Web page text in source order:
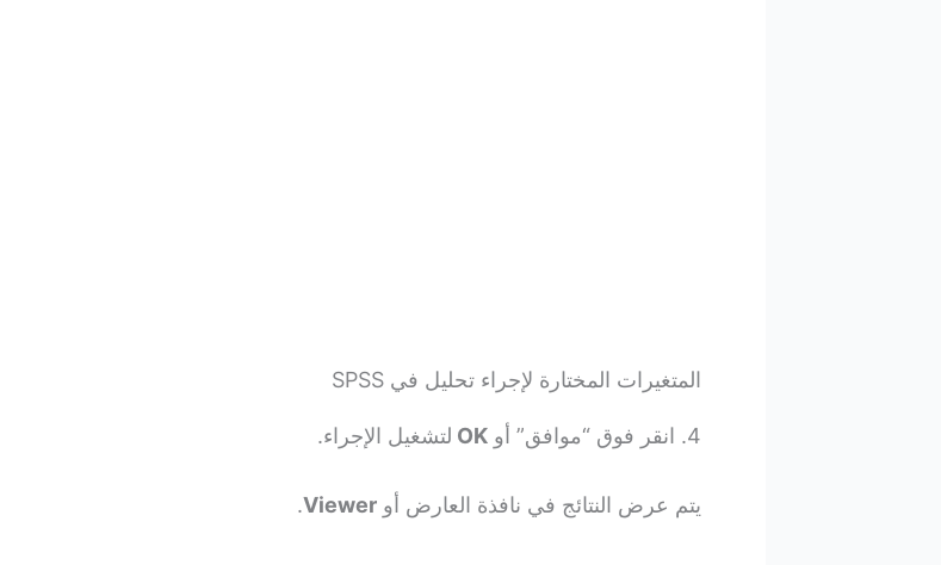
المتغيرات المختارة لإجراء تحليل في SPSS
4. انقر فوق “موافق” أو OK لتشغيل الإجراء.
يتم عرض النتائج في نافذة العارض أو Viewer
.